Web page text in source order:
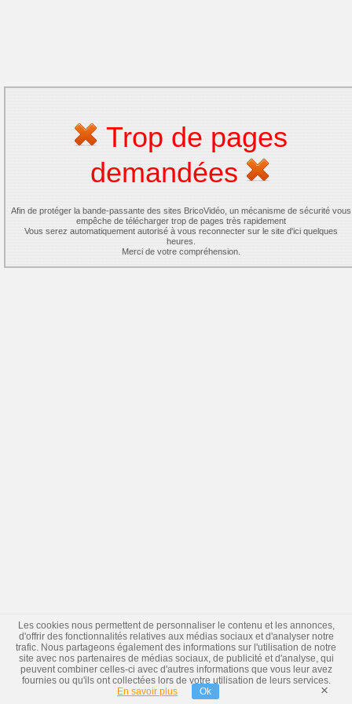
Trop de pages
demandées
Afin de protéger la bande-passante des sites BricoVidéo, un mécanisme de sécurité vous
empêche de télécharger trop de pages très rapidement
Vous serez automatiquement autorisé à vous reconnecter sur le site d'ici quelques
heures.
Merci de votre compréhension.
Les cookies nous permettent de personnaliser le contenu et les annonces,
d'offrir des fonctionnalités relatives aux médias sociaux et d'analyser notre
trafic. Nous partageons également des informations sur l'utilisation de notre
site avec nos partenaires de médias sociaux, de publicité et d'analyse, qui
peuvent combiner celles-ci avec d'autres informations que vous leur avez
fournies ou qu'ils ont collectées lors de votre utilisation de leurs services.
En savoir plus
Ok ×